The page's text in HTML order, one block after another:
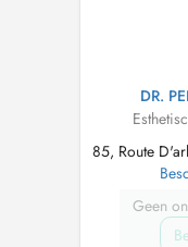
DR.
85, Route
Geen